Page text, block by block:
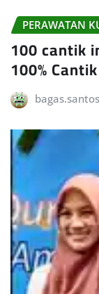
PERAWATAN
100 cantik
100%